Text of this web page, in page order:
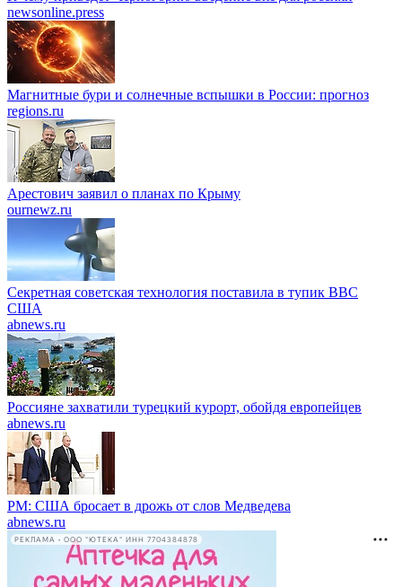
newsonline.press
Магнитные бури и солнечные вспышки в России: прогноз
regions.ru
Арестович заявил о планах по Крыму
ournewz.ru
Секретная советская технология поставила в тупик ВВС
США
abnews.ru
Россияне захватили турецкий курорт, обойдя европейцев
abnews.ru
PM: США бросает в дрожь от слов Медведева
abnews.ru
РЕКЛАМА • ООО "ЮТЕКА" ИНН 7704384878